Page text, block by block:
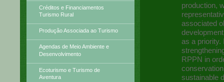
Créditos e Financiamentos
Turismo Rural
Produção Associada ao Turismo
Agendas de Meio Ambiente e
Desenvolvimento
Ecoturismo e Turismo de
Aventura
production,
associated
as a priority.
RPPN in
sustainable